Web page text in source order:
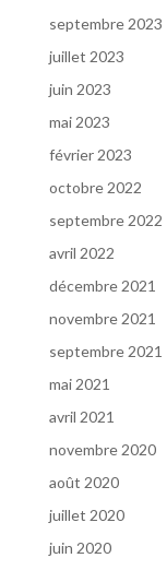
septembre 2023
juillet 2023
juin 2023
mai 2023
février 2023
octobre 2022
septembre 2022
avril 2022
décembre 2021
novembre 2021
septembre 2021
mai 2021
avril 2021
novembre 2020
août 2020
juillet 2020
juin 2020